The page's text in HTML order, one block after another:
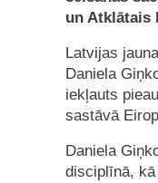
un Atklātais
Latvijas
Daniela
iekļauts
sastāvā
Daniela
disciplīnā, kā